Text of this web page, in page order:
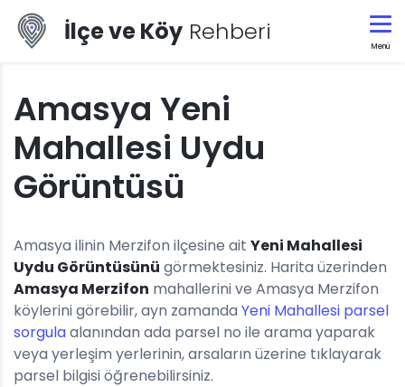
İlçe ve Köy Rehberi
Menü
Amasya Yeni
Mahallesi Uydu
Görüntüsü
Amasya ilinin Merzifon ilçesine ait Yeni Mahallesi
Uydu Görüntüsünü görmektesiniz. Harita üzerinden
Amasya Merzifon mahallerini ve Amasya Merzifon
köylerini görebilir, ayn zamanda Yeni Mahallesi parsel
sorgulaalanından ada parsel no ile arama yaparak
veya yerleşim yerlerinin, arsaların üzerine tıklayarak
parsel bilgisi öğrenebilirsiniz.